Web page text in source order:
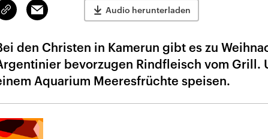
Link
kopieren/teilen
Email Audio herunterladen
den Christen in Kamerun gibt es zu
bevorzugen Rindfleisch vom Grill.
Aquarium Meeresfrüchte speisen.